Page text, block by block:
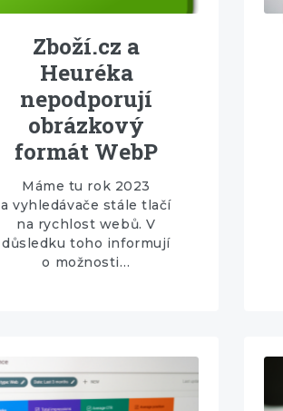
Zboží.cz a
Heuréka
nepodporují
obrázkový
formát WebP
Máme tu rok 2023
a vyhledávače stále tlačí
na rychlost webů. V
důsledku toho informují
o možnosti…